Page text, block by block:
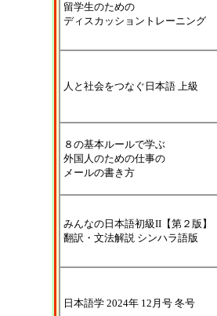
留学生のための
ディスカッショントレーニング
人と社会をつなぐ日本語 上級
８の基本ルールで学ぶ
外国人のための仕事の
メールの書き方
みんなの日本語初級II【第２版】
翻訳・文法解説 シンハラ語版
日本語学 2024年 12月号 冬号